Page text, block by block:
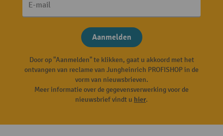
E-mail
Aanmelden
Door op "Aanmelden" te klikken, gaat u akkoord met het
ontvangen van reclame van Jungheinrich PROFISHOP in de
vorm van nieuwsbrieven.
Meer informatie over de gegevensverwerking voor de
nieuwsbrief vindt u hier.